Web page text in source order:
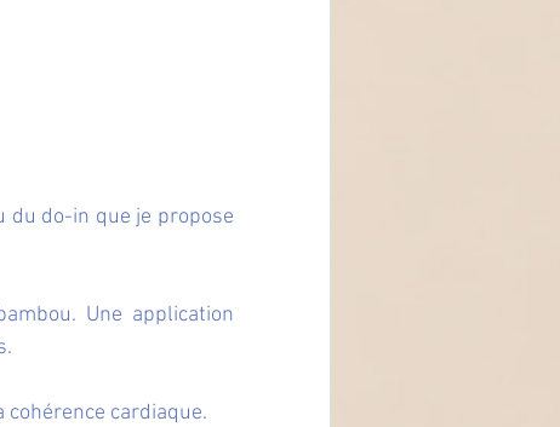
du do-in que je propose
Une application
cohérence cardiaque.